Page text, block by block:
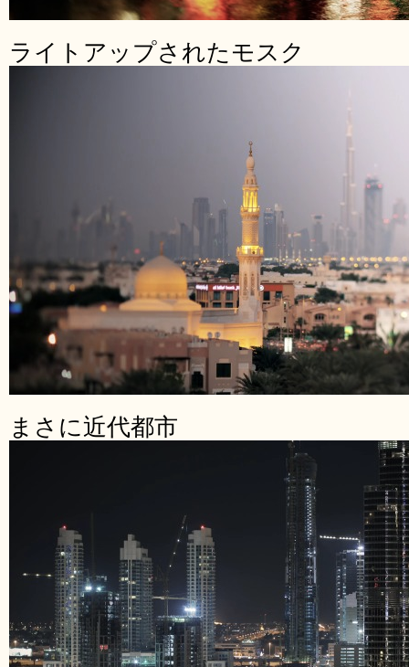
ライトアップされたモスク
まさに近代都市